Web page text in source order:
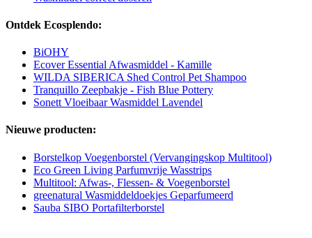
Ontdek Ecosplendo:
BiOHY
Ecover Essential Afwasmiddel - Kamille
WILDA SIBERICA Shed Control Pet Shampoo
Tranquillo Zeepbakje - Fish Blue Pottery
Sonett Vloeibaar Wasmiddel Lavendel
Nieuwe producten:
Borstelkop Voegenborstel (Vervangingskop Multitool)
Eco Green Living Parfumvrije Wasstrips
Multitool: Afwas-, Flessen- & Voegenborstel
greenatural Wasmiddeldoekjes Geparfumeerd
Sauba SIBO Portafilterborstel